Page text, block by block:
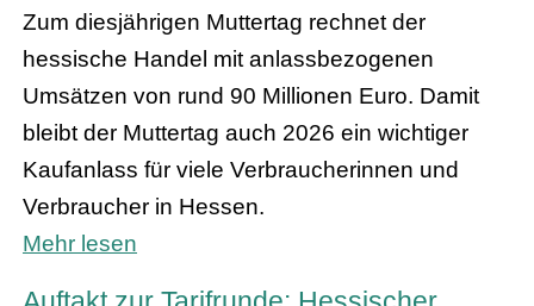
Zum diesjährigen Muttertag rechnet der
hessische Handel mit anlassbezogenen
Umsätzen von rund 90 Millionen Euro. Damit
bleibt der Muttertag auch 2026 ein wichtiger
Kaufanlass für viele Verbraucherinnen und
Verbraucher in Hessen.
Mehr lesen